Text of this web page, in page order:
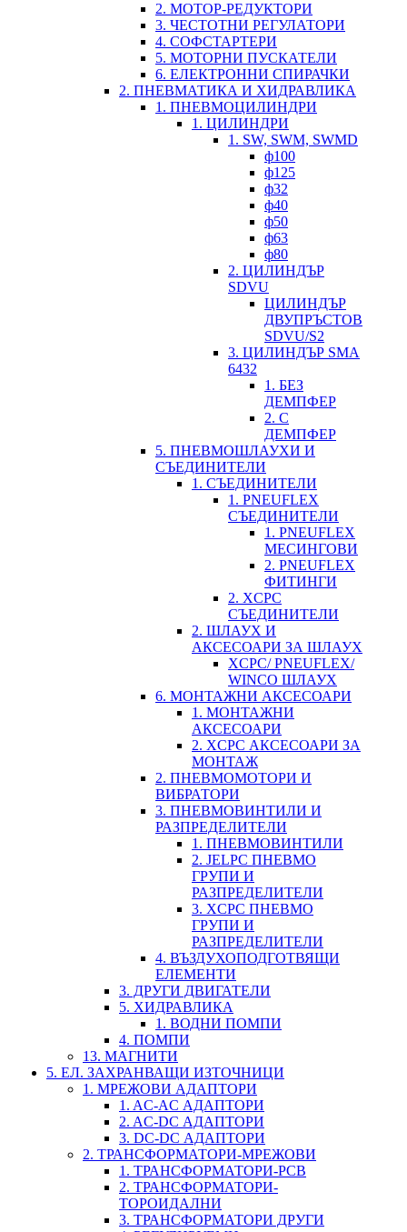
2. МОТОР-РЕДУКТОРИ
3. ЧЕСТОТНИ РЕГУЛАТОРИ
4. СОФСТАРТЕРИ
5. МОТОРНИ ПУСКАТЕЛИ
6. ЕЛЕКТРОННИ СПИРАЧКИ
2. ПНЕВМАТИКА И ХИДРАВЛИКА
1. ПНЕВМОЦИЛИНДРИ
1. ЦИЛИНДРИ
1. SW, SWM, SWMD
ф100
ф125
ф32
ф40
ф50
ф63
ф80
2. ЦИЛИНДЪР
SDVU
ЦИЛИНДЪР
ДВУПРЪСТОВ
SDVU/S2
3. ЦИЛИНДЪР SMA
6432
1. БЕЗ
ДЕМПФЕР
2. С
ДЕМПФЕР
5. ПНЕВМОШЛАУХИ И
СЪЕДИНИТЕЛИ
1. СЪЕДИНИТЕЛИ
1. PNEUFLEX
СЪЕДИНИТЕЛИ
1. PNEUFLEX
МЕСИНГОВИ
2. PNEUFLEX
ФИТИНГИ
2. XCPC
СЪЕДИНИТЕЛИ
2. ШЛАУХ И
АКСЕСОАРИ ЗА ШЛАУХ
XCPC/ PNEUFLEX/
WINCO ШЛАУХ
6. МОНТАЖНИ АКСЕСОАРИ
1. МОНТАЖНИ
АКСЕСОАРИ
2. XCPC АКСЕСОАРИ ЗА
МОНТАЖ
2. ПНЕВМОМОТОРИ И
ВИБРАТОРИ
3. ПНЕВМОВИНТИЛИ И
РАЗПРЕДЕЛИТЕЛИ
1. ПНЕВМОВИНТИЛИ
2. JELPC ПНЕВМО
ГРУПИ И
РАЗПРЕДЕЛИТЕЛИ
3. XCPC ПНЕВМО
ГРУПИ И
РАЗПРЕДЕЛИТЕЛИ
4. ВЪЗДУХОПОДГОТВЯЩИ
ЕЛЕМЕНТИ
3. ДРУГИ ДВИГАТЕЛИ
5. ХИДРАВЛИКА
1. ВОДНИ ПОМПИ
4. ПОМПИ
13. МАГНИТИ
5. ЕЛ. ЗАХРАНВАЩИ ИЗТОЧНИЦИ
1. МРЕЖОВИ АДАПТОРИ
1. AC-AC АДАПТОРИ
2. AC-DC АДАПТОРИ
3. DC-DC АДАПТОРИ
2. ТРАНСФОРМАТОРИ-МРЕЖОВИ
1. ТРАНСФОРМАТОРИ-PCB
2. ТРАНСФОРМАТОРИ-
ТОРОИДАЛНИ
3. ТРАНСФОРМАТОРИ ДРУГИ